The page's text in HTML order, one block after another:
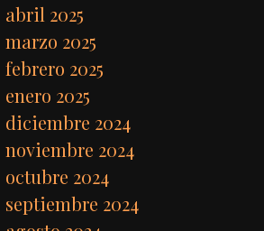
abril 2025
marzo 2025
febrero 2025
enero 2025
diciembre 2024
noviembre 2024
octubre 2024
septiembre 2024